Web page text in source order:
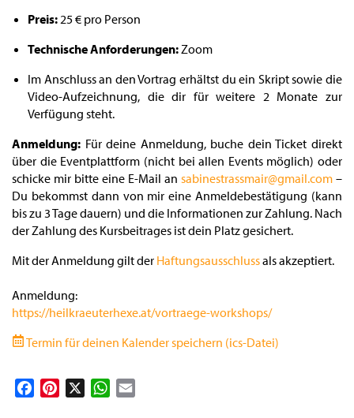
Preis:25 € pro Person
Technische Anforderungen:Zoom
Im Anschluss an den Vortrag erhältst du ein Skript sowie die
Video-Aufzeichnung, die dir für weitere 2 Monate zur
Verfügung steht.
Anmeldung: Für deine Anmeldung, buche dein Ticket direkt
über die Eventplattform (nicht bei allen Events möglich) oder
schicke mir bitte eine E-Mail an sabinestrassmair@gmail.com –
Du bekommst dann von mir eine Anmeldebestätigung (kann
bis zu 3 Tage dauern) und die Informationen zur Zahlung. Nach
der Zahlung des Kursbeitrages ist dein Platz gesichert.
Mit der Anmeldung gilt der Haftungsausschlussals akzeptiert.
Anmeldung:
https://heilkraeuterhexe.at/vortraege-workshops/
Termin für deinen Kalender speichern (ics-Datei)
FacebookPinterest WhatsApp